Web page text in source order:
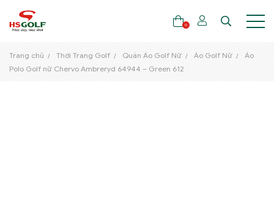
0
Trang chủ Thời Trang Golf Quần Áo Golf Nữ Áo Golf Nữ
Áo
Polo Golf nữ Chervo Ambreryd 64944 – Green 612